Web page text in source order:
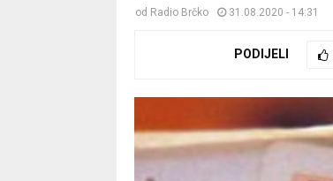
od Radio Brčko 31.08.2020 - 14:31
PODIJELI